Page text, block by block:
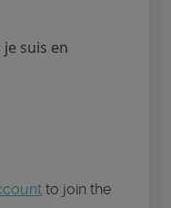
suis en
to join the